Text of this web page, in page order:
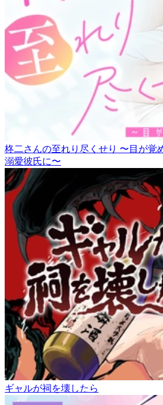
柊二さんの至れり尽くせり 〜目が覚
溺愛彼氏に〜
ギャルが祠を壊したら